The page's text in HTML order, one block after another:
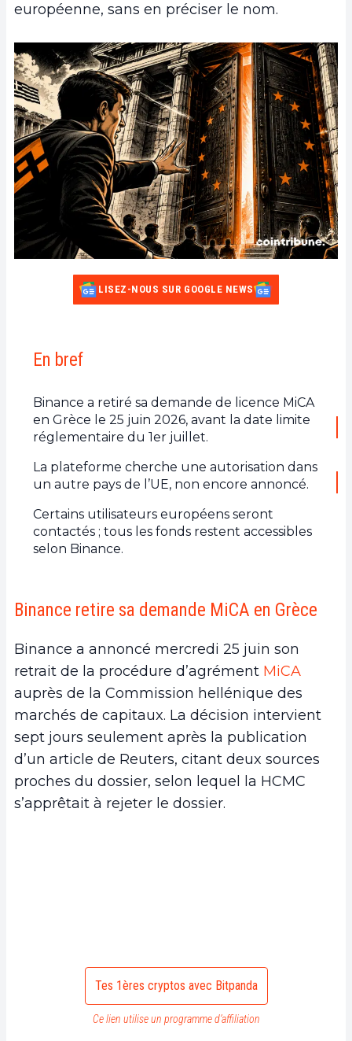
européenne, sans en préciser le nom.
LISEZ-NOUS SUR GOOGLE NEWS
En bref
Binance a retiré sa demande de licence MiCA
en Grèce le 25 juin 2026, avant la date limite
réglementaire du 1er juillet.
La plateforme cherche une autorisation dans
un autre pays de l’UE, non encore annoncé.
Certains utilisateurs européens seront
contactés ; tous les fonds restent accessibles
selon Binance.
Binance retire sa demande MiCA en Grèce
Binance a annoncé mercredi 25 juin son
retrait de la procédure d’agrément MiCA
auprès de la Commission hellénique des
marchés de capitaux. La décision intervient
sept jours seulement après la publication
d’un article de Reuters, citant deux sources
proches du dossier, selon lequel la HCMC
s’apprêtait à rejeter le dossier.
Tes 1ères cryptos avec Bitpanda
Ce lien utilise un programme d’affiliation